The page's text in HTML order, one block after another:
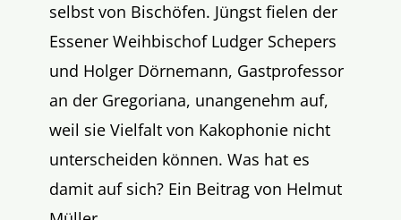
selbst von Bischöfen. Jüngst fielen der
Essener Weihbischof Ludger Schepers
und Holger Dörnemann, Gastprofessor
an der Gregoriana, unangenehm auf,
weil sie Vielfalt von Kakophonie nicht
unterscheiden können. Was hat es
damit auf sich? Ein Beitrag von Helmut